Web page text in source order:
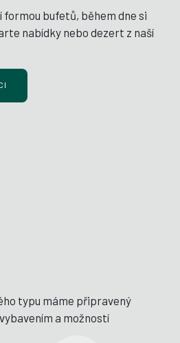
formou bufetů, během dne si
nabídky nebo dezert z naší
typu máme připravený
a možností